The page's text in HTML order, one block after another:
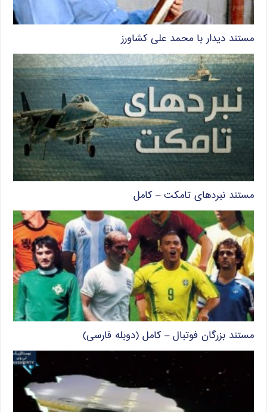
مستند دیدار با محمد علی کشاورز
مستند نبردهای تامکت – کامل
مستند بزرگان فوتبال – کامل (دوبله فارسی)